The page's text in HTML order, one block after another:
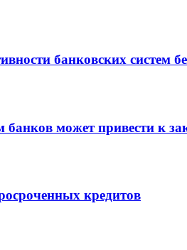
банковских систем
банков может привести к
кредитов